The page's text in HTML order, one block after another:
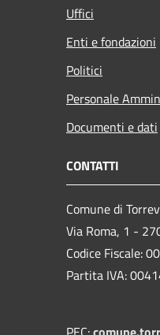
Uffici
Enti e fondazioni
Politici
Personale
Documenti e dati
CONTATTI
Comune di
Via Roma, 1 -
Codice Fiscale:
Partita IVA: